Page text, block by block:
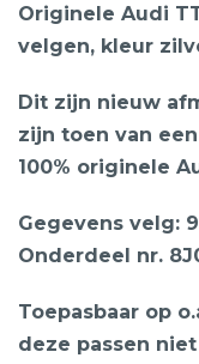
Originele Audi
velgen, kleur
Dit zijn nieuw
zijn toen van
100% originele
Gegevens velg:
Onderdeel nr.
Toepasbaar op
deze passen